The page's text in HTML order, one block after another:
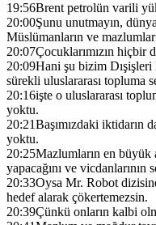
19:56Brent petrolün varili
20:00Şunu unutmayın,
Müslümanların ve
20:07Çocuklarımızın hiçbir
20:09Hani şu bizim Dışişleri
sürekli uluslararası topluma
20:16işte o uluslararası
yoktu.
20:21Başımızdaki iktidarın
yoktu.
20:25Mazlumların en büyük
yapacağını ve vicdanlarının
20:33Oysa Mr. Robot
hedef alarak çökertemezsin.
20:39Çünkü onların kalbi